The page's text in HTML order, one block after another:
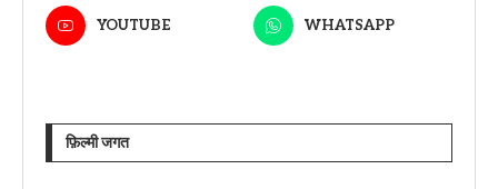
YOUTUBE WHATSAPP
फ़िल्मी जगत